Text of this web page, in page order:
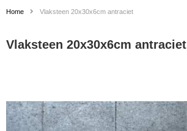
Home Vlaksteen 20x30x6cm antraciet
Vlaksteen 20x30x6cm antraciet